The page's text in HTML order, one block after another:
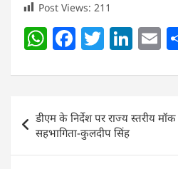
Post Views: 211
W
at
s
A
p
F
c
e
b
o
T
itt
er
Li
k
e
dI
n
E
l
Post
navigation
डीएम के निर्देश पर राज्य स्तरीय
सहभागिता-कुलदीप सिंह